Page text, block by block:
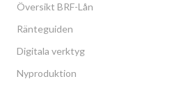
Översikt BRF-Lån
Ränteguiden
Digitala verktyg
Nyproduktion